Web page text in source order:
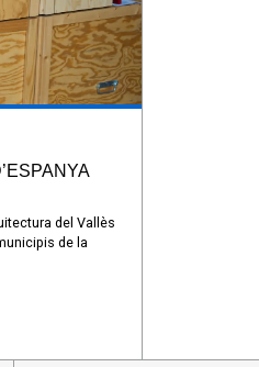
del Vallès
de la